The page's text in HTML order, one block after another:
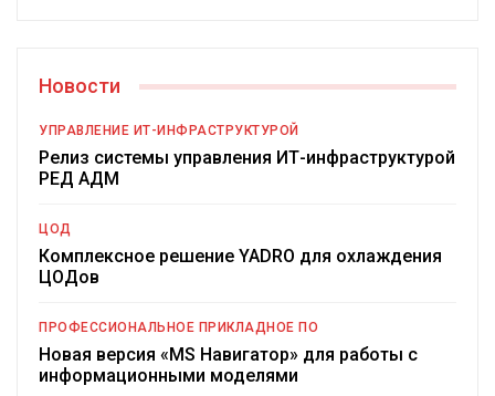
Новости
УПРАВЛЕНИЕ ИТ-ИНФРАСТРУКТУРОЙ
Релиз системы управления ИТ-инфраструктурой
РЕД АДМ
ЦОД
Комплексное решение YADRO для охлаждения
ЦОДов
ПРОФЕССИОНАЛЬНОЕ ПРИКЛАДНОЕ ПО
Новая версия «MS Навигатор» для работы с
информационными моделями